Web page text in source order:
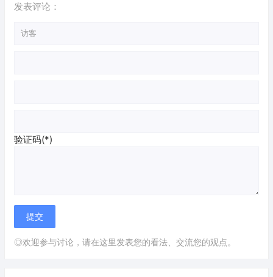
发表评论：
验证码(*)
◎欢迎参与讨论，请在这里发表您的看法、交流您的观点。